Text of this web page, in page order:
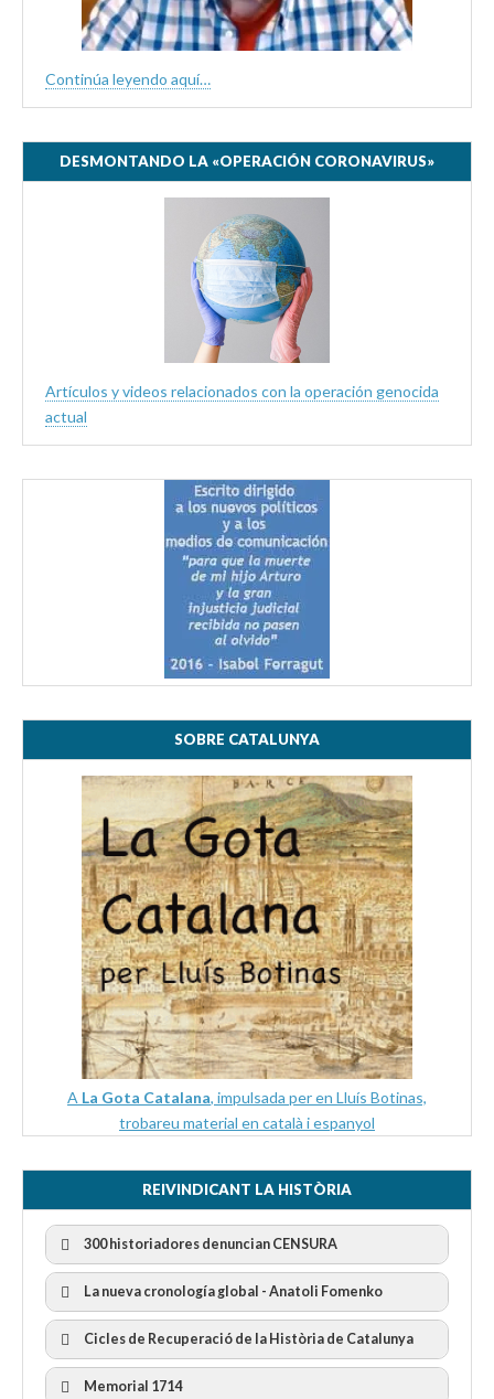
Continúa leyendo aquí…
DESMONTANDO LA «OPERACIÓN CORONAVIRUS»
Artículos y videos relacionados con la operación genocida
actual
SOBRE CATALUNYA
A La Gota Catalana, impulsada per en Lluís Botinas,
trobareu material en català i espanyol
REIVINDICANT LA HISTÒRIA
300 historiadores denuncian CENSURA
300 Historiadors denuncien al “Gobierno Español” per la
censura
La nueva cronología global - Anatoli Fomenko
Cicles de Recuperació de la Història de Catalunya
I Cicle Història i Censura
Memorial 1714